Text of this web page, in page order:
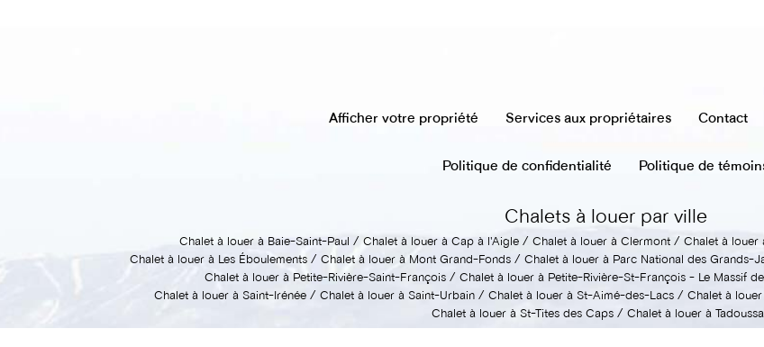
Afficher votre propriété Services aux propriétaires Contact
Politique de confidentialité Politique de
Chalets à louer par ville
Chalet à louer à Baie-Saint-Paul Chalet à louer à Cap à l'Aigle Chalet à louer à Clermont Chalet à louer
Chalet à louer à Les Éboulements
Chalet à louer à Mont Grand-Fonds Chalet à louer à Parc National des Grands-
Chalet à louer à Petite-Rivière-Saint-François
Chalet à louer à Petite-Rivière-St-François - Le Massif
Chalet à louer à Saint-Irénée
Chalet à louer à Saint-Urbain Chalet à louer à St-Aimé-des-Lacs Chalet à
Chalet à louer à St-Tites des Caps
Chalet à louer à